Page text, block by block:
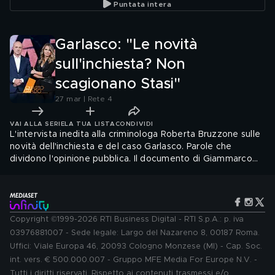
Puntata intera
Garlasco: "Le novità
sull'inchiesta? Non
scagionano Stasi"
27 mar | Rete 4
VAI ALLA SERIE LA TUA LISTA CONDIVIDI
L'intervista inedita alla criminologa Roberta Bruzzone sulle
novità dell'inchiesta e del caso Garlasco. Parole che
dividono l'opinione pubblica. Il documento di Giammarco
Copyright ©1999-2026 RTI Business Digital - RTI S.p.A.: p. iva
03976881007 - Sede legale: Largo del Nazareno 8, 00187 Roma.
Uffici: Viale Europa 46, 20093 Cologno Monzese (MI) - Cap. Soc.
int. vers. € 500.000.007 - Gruppo MFE Media For Europe N.V. -